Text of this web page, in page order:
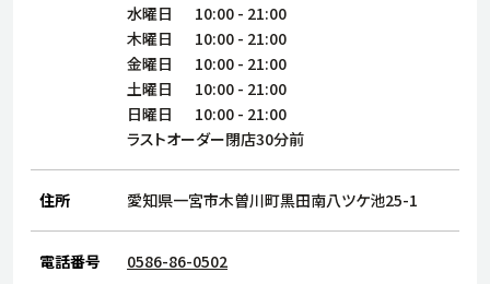
株主・投資家情報
サステナビリティ
ブランド
店舗検索
店舗一覧
採用情報
よくある質問・お問い合わせ
水曜日
10:00 - 21:00
木曜日
10:00 - 21:00
金曜日
10:00 - 21:00
土曜日
10:00 - 21:00
日曜日
10:00 - 21:00
ラストオーダー閉店30分前
住所 愛知県一宮市木曽川町黒田南八ツケ池25-1
電話番号 0586-86-0502